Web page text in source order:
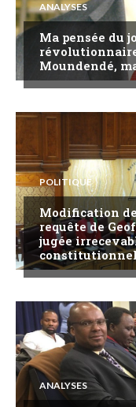
ANALYSES
Ma pensée du
Moundendé,
POLITIQUE
Modification
requête de
jugée
ANALYSES